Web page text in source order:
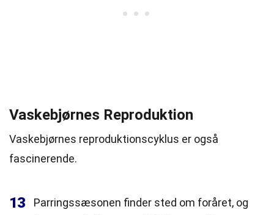
Vaskebjørnes Reproduktion
Vaskebjørnes reproduktionscyklus er også
fascinerende.
13
Parringssæsonen finder sted om foråret, og